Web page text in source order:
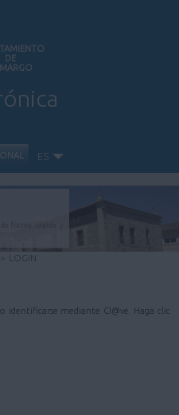
DE
PÚBLICA
DOCUMENTOS
ES
> LOGIN
identificarse mediante Cl@ve. Haga clic